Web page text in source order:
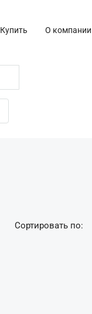
Купить О компании
Сортировать по: